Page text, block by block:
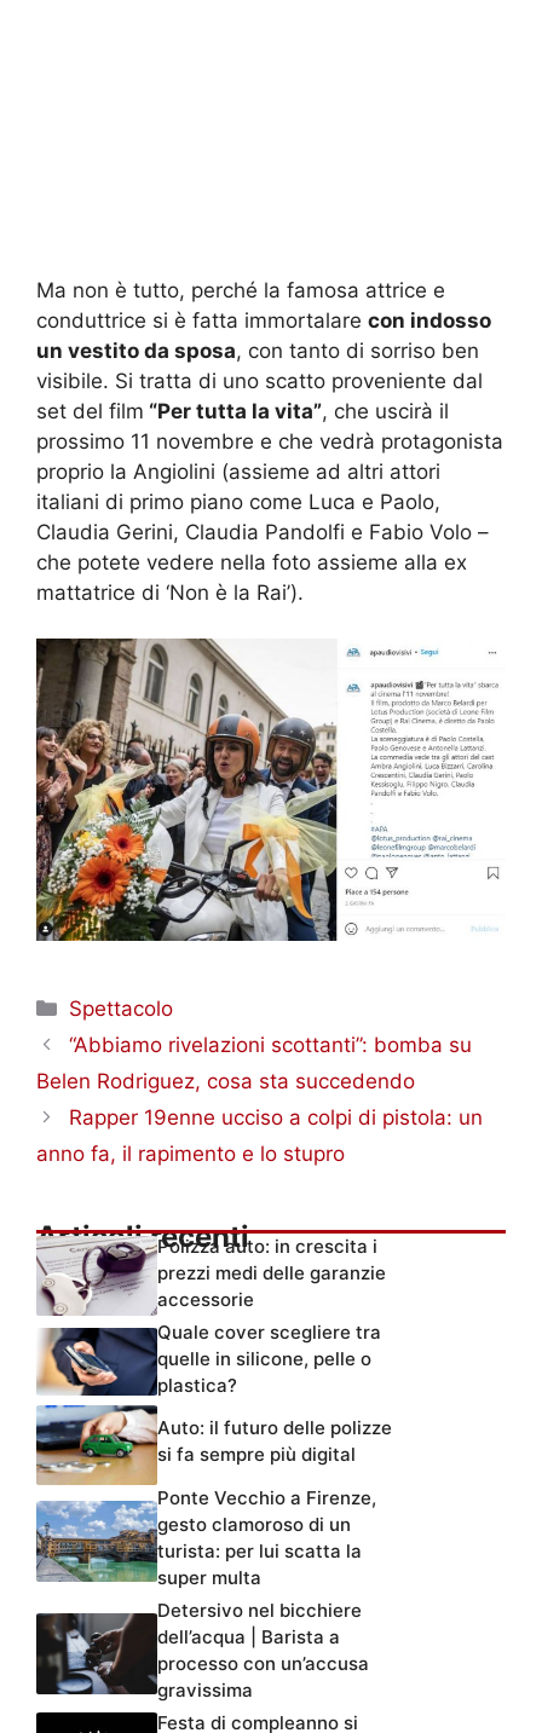
Ma non è tutto, perché la famosa attrice e
conduttrice si è fatta immortalare con indosso
un vestito da sposa, con tanto di sorriso ben
visibile. Si tratta di uno scatto proveniente dal
set del film “Per tutta la vita”, che uscirà il
prossimo 11 novembre e che vedrà protagonista
proprio la Angiolini (assieme ad altri attori
italiani di primo piano come Luca e Paolo,
Claudia Gerini, Claudia Pandolfi e Fabio Volo –
che potete vedere nella foto assieme alla ex
mattatrice di ‘Non è la Rai’).
Categorie
Spettacolo
“Abbiamo rivelazioni scottanti”: bomba su
Belen Rodriguez, cosa sta succedendo
Rapper 19enne ucciso a colpi di pistola: un
anno fa, il rapimento e lo stupro
Articoli recentiPolizza auto: in crescita i
prezzi medi delle garanzie
accessorie
Quale cover scegliere tra
quelle in silicone, pelle o
plastica?
Auto: il futuro delle polizze
si fa sempre più digital
Ponte Vecchio a Firenze,
gesto clamoroso di un
turista: per lui scatta la
super multa
Detersivo nel bicchiere
dell’acqua | Barista a
processo con un’accusa
gravissima
Festa di compleanno si